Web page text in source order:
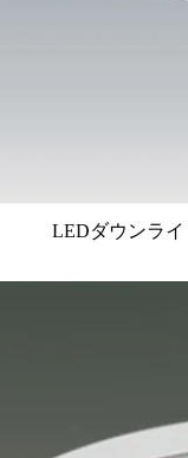
LEDダウンラ